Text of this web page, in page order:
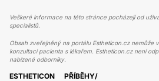
Veškeré informace na této stránce pocházejí od
specialistů.
Obsah zveřejněný na portálu Estheticon.cz nemůže
konzultaci pacienta s lékařem. Estheticon.cz není
nabízené odborníky.
ESTHETICON
PŘÍBĚHY